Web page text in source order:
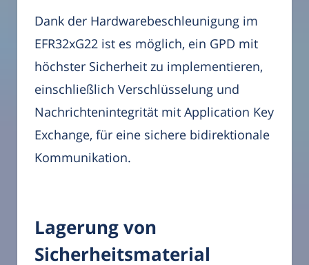
Dank der Hardwarebeschleunigung im
EFR32xG22 ist es möglich, ein GPD mit
höchster Sicherheit zu implementieren,
einschließlich Verschlüsselung und
Nachrichtenintegrität mit Application Key
Exchange, für eine sichere bidirektionale
Kommunikation.
Lagerung von
Sicherheitsmaterial